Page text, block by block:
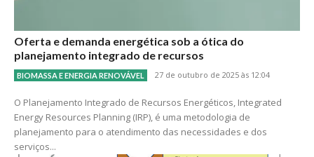
Oferta e demanda energética sob a ótica do
planejamento integrado de recursos
BIOMASSA E ENERGIA RENOVÁVEL 27 de outubro de 2025 às 12:04
O Planejamento Integrado de Recursos Energéticos, Integrated
Energy Resources Planning (IRP), é uma metodologia de
planejamento para o atendimento das necessidades e dos
serviços...